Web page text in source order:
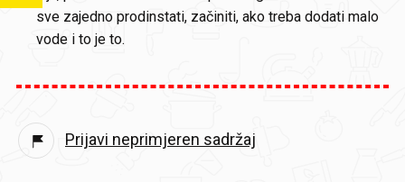
sve zajedno prodinstati, začiniti, ako treba dodati malo
vode i to je to.
Prijavi neprimjeren sadržaj